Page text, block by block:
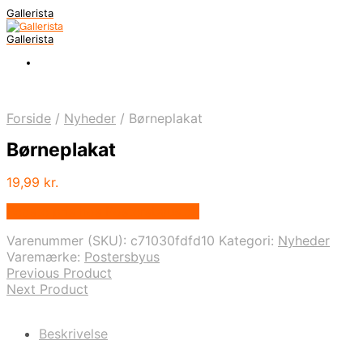
Gallerista
Gallerista
Forside / Nyheder / Børneplakat
Børneplakat
19,99 kr.
Varenummer (SKU): c71030fdfd10 Kategori: Nyheder
Varemærke: Postersbyus
Previous Product
Next Product
Beskrivelse